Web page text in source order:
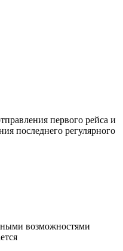
первого рейса и
последнего регулярного
возможностями